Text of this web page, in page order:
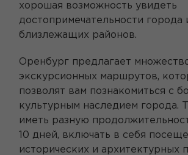
хорошая возможность увидеть
достопримечательности города
близлежащих районов.
Оренбург предлагает
экскурсионных маршрутов,
позволят вам познакомиться с
культурным наследием города.
иметь разную
10 дней, включать в себя
исторических и архитектурных